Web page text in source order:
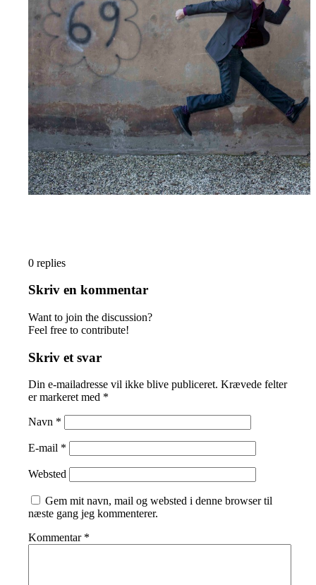
0 replies
Skriv en kommentar
Want to join the discussion?
Feel free to contribute!
Skriv et svar
Din e-mailadresse vil ikke blive publiceret. Krævede felter
er markeret med *
Navn *
E-mail *
Websted
Gem mit navn, mail og websted i denne browser til
næste gang jeg kommenterer.
Kommentar *